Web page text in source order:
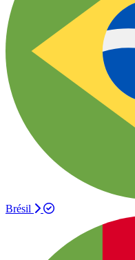
Brésil